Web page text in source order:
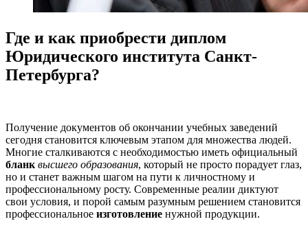
Где и как приобрести диплом
Юридического института Санкт-
Петербурга?
Получение документов об окончании учебных заведений
сегодня становится ключевым этапом для множества людей.
Многие сталкиваются с необходимостью иметь официальный
бланк высшего образования, который не просто порадует глаз,
но и станет важным шагом на пути к личностному и
профессиональному росту. Современные реалии диктуют
свои условия, и порой самым разумным решением становится
профессиональное изготовление нужной продукции.